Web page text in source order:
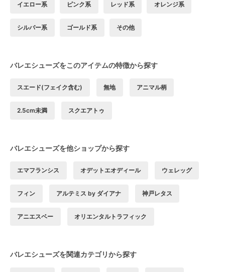
イエロー系 ピンク系 レッド系 オレンジ系
シルバー系 ゴールド系 その他
バレエシューズをこのアイテムの特徴から探す
スエード(フェイク含む) 無地 アニマル柄
2.5cm未満 スクエアトゥ
バレエシューズを他ショップから探す
エマフランシス オデットエオディール ウェレッグ
フィン アルテミス by ダイアナ 神戸レタス
アニエスベー オリエンタルトラフィック
バレエシューズを関連カテゴリから探す